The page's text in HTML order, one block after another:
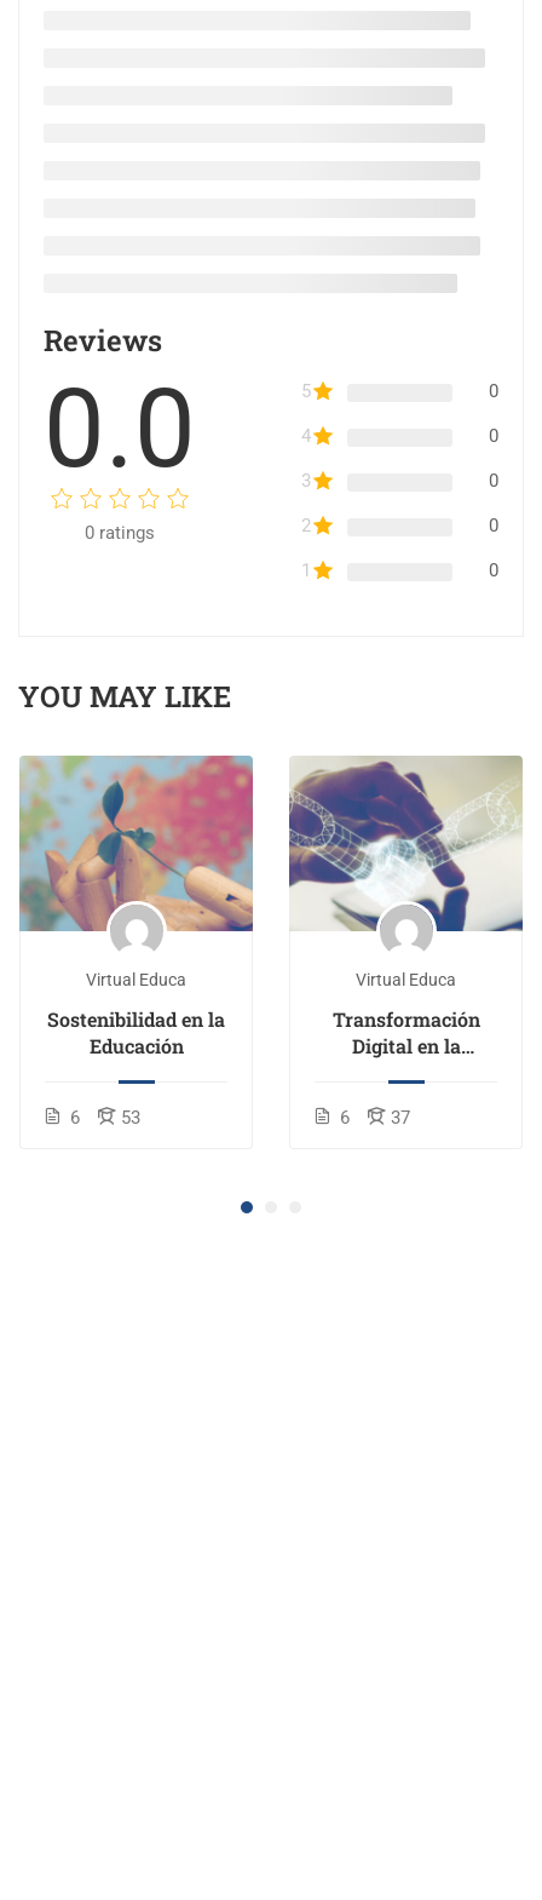
Reviews
0.0
0 ratings
5 0
4 0
3 0
2 0
1 0
YOU MAY LIKE
Virtual Educa
Sostenibilidad en la
Educación
6 53
Virtual Educa
Transformación
Digital en la
6 37